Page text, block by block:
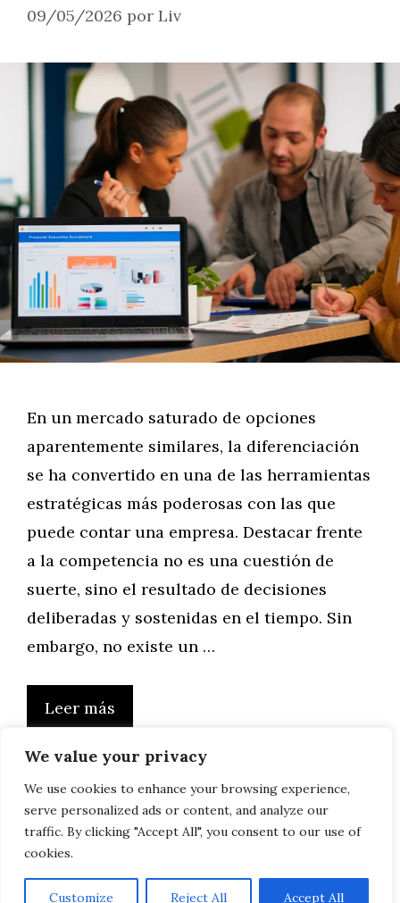
We value your privacy
We use cookies to enhance your browsing experience,
serve personalized ads or content, and analyze our
traffic. By clicking "Accept All", you consent to our use of
cookies.
Customize Reject All Accept All
09/05/2026 por Liv
En un mercado saturado de opciones
aparentemente similares, la diferenciación
se ha convertido en una de las herramientas
estratégicas más poderosas con las que
puede contar una empresa. Destacar frente
a la competencia no es una cuestión de
suerte, sino el resultado de decisiones
deliberadas y sostenidas en el tiempo. Sin
embargo, no existe un …
Leer más
←Anterior Página
1 Página
2 Página
3 … Página
76 Siguiente→